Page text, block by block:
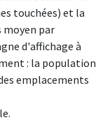
touchées) et la
par
d'affichage à
: la population
emplacements